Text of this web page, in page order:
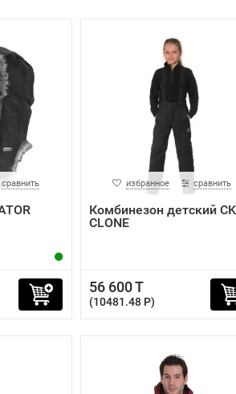
сравнить избранное сравнить
Комбинезон детский
CLONE
56 600 T
(10481.48 P)